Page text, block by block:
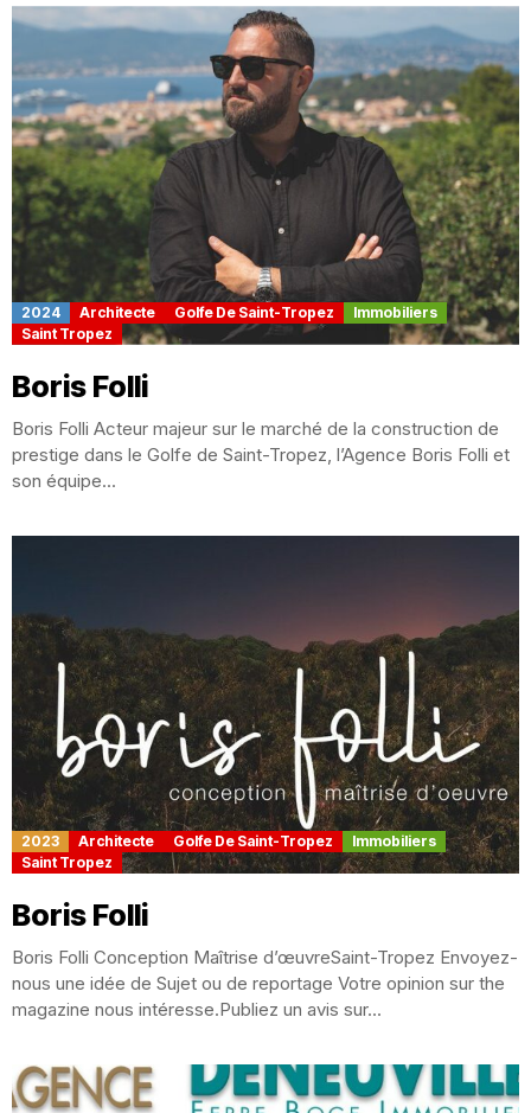
2024 Architecte Golfe De Saint-Tropez
Immobiliers
Saint Tropez
Boris Folli
Boris Folli Acteur majeur sur le marché de la construction de
prestige dans le Golfe de Saint-Tropez, l’Agence Boris Folli et
son équipe...
2023 Architecte Golfe De Saint-Tropez
Immobiliers
Saint Tropez
Boris Folli
Boris Folli Conception Maîtrise d’œuvreSaint-Tropez Envoyez-
nous une idée de Sujet ou de reportage Votre opinion sur the
magazine nous intéresse.Publiez un avis sur...